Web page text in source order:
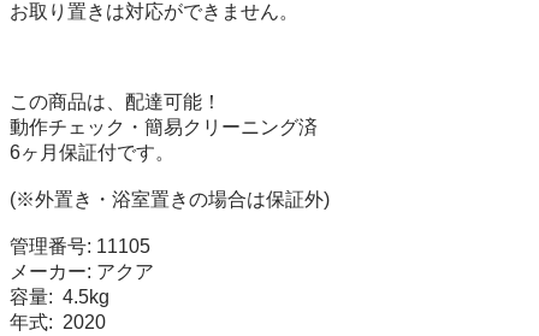
お取り置きは対応ができません。
この商品は、配達可能！
動作チェック・簡易クリーニング済
6ヶ月保証付です。
(※外置き・浴室置きの場合は保証外)
管理番号: 11105
メーカー: アクア
容量:  4.5kg
年式:  2020